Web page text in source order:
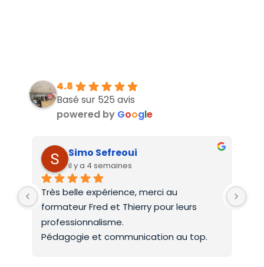
4.8
Basé sur 525 avis
powered by Google
Simo Sefreoui
il y a 4 semaines
Très belle expérience, merci au
formateur Fred et Thierry pour leurs
professionnalisme.
Pédagogie et communication au top.